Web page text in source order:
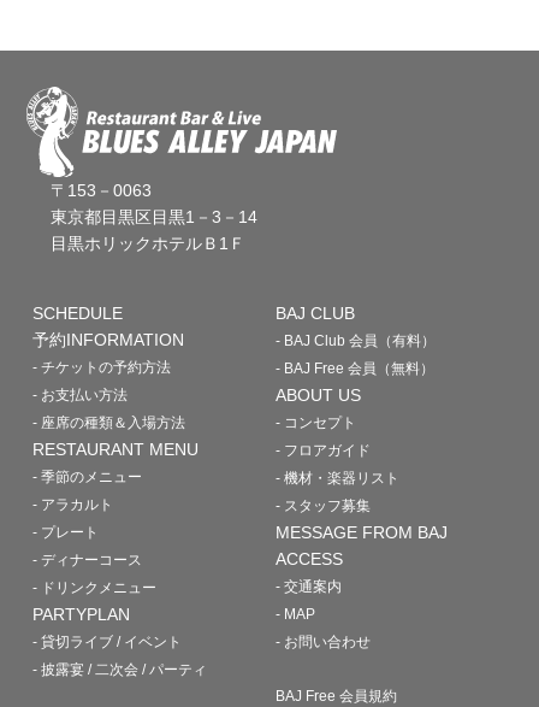
〒153－0063
東京都目黒区目黒1－3－14
目黒ホリックホテルＢ1Ｆ
SCHEDULE
予約INFORMATION
- チケットの予約方法
- お支払い方法
- 座席の種類＆入場方法
RESTAURANT MENU
- 季節のメニュー
- アラカルト
- プレート
- ディナーコース
- ドリンクメニュー
PARTYPLAN
- 貸切ライブ / イベント
- 披露宴 / 二次会 / パーティ
BAJ CLUB
- BAJ Club 会員（有料）
- BAJ Free 会員（無料）
ABOUT US
- コンセプト
- フロアガイド
- 機材・楽器リスト
- スタッフ募集
MESSAGE FROM BAJ
ACCESS
- 交通案内
- MAP
- お問い合わせ
BAJ Free 会員規約